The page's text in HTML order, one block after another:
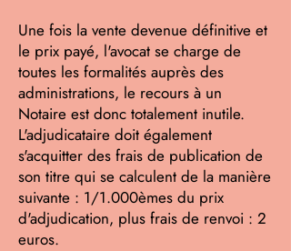
Une fois la vente devenue définitive et
le prix payé, l'avocat se charge de
toutes les formalités auprès des
administrations, le recours à un
Notaire est donc totalement inutile.
L'adjudicataire doit également
s'acquitter des frais de publication de
son titre qui se calculent de la manière
suivante : 1/1.000èmes du prix
d'adjudication, plus frais de renvoi : 2
euros.